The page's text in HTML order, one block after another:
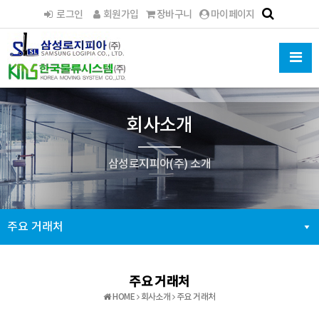
로그인 회원가입 장바구니 마이페이지
회사소개
삼성로지피아(주) 소개
주요 거래처
주요 거래처
HOME 회사소개 주요 거래처